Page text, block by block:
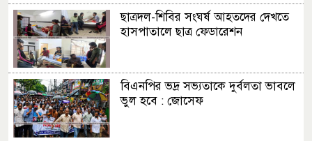
ছাত্রদল-শিবির সংঘর্ষ আহতদের দেখতে
হাসপাতালে ছাত্র ফেডারেশন
বিএনপির ভদ্র সভ্যতাকে দুর্বলতা ভাবলে
ভুল হবে : জোসেফ